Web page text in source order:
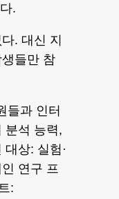
.
. 대신 지
들만 참
들과 인터
분석 능력,
상: 실험·
연구 프
: